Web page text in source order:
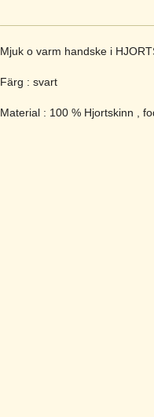
Mjuk o varm handske i
Färg : svart
Material : 100 % Hjortskinn ,